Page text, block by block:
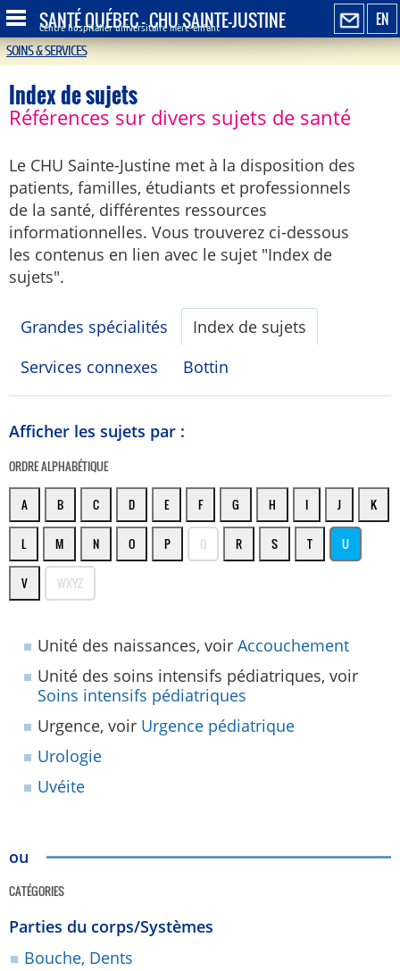
EN
SANTÉ QUÉBEC - CHU SAINTE-JUSTINE
Centre hospitalier universitaire mère-enfant
SOINS & SERVICES
Index de sujets
Références sur divers sujets de santé
Le CHU Sainte-Justine met à la disposition des
patients, familles, étudiants et professionnels
de la santé, différentes ressources
informationnelles. Vous trouverez ci-dessous
les contenus en lien avec le sujet "Index de
sujets".
Grandes spécialités
Index de sujets
Services connexes
Bottin
Afficher les sujets par :
ORDRE ALPHABÉTIQUE
A B C D E F G H I J K
L M N O P Q R S T U
V WXYZ
Unité des naissances, voir Accouchement
Unité des soins intensifs pédiatriques, voir
Soins intensifs pédiatriques
Urgence, voir Urgence pédiatrique
Urologie
Uvéite
ou
CATÉGORIES
Parties du corps/Systèmes
Bouche, Dents